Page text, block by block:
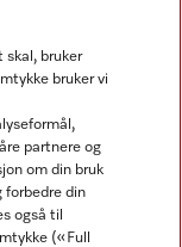
skal, bruker
bruker vi
partnere og
om din bruk
forbedre din
også til
(«Full